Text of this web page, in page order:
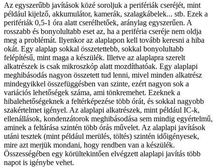
Az egyszerűbb javítások közé soroljuk a perifériák cseréjét, mint
például kijelző, akkumulátor, kamerák, szalagkábelek... stb. Ezek a
perifériák 0,5-1 óra alatt cserélhetőek, aránylag egyszerűen. A
rosszabb és bonyolultabb eset az, ha a periféria cseréje nem oldja
meg a problémát. Ilyenkor az alaplapon kell tovább keresni a hiba
okát. Egy alaplap sokkal összetettebb, sokkal bonyolultabb
felépítésű, mint maga a készülék. Illetve az alaplapra szerelt
alkatrészek is csak mikroszkóp alatt mozdíthatóak. Egy alaplapi
meghibásodás nagyon összetett tud lenni, mivel minden alkatrész
mindegyikkel összefüggésben van szinte, ezért nagyon sok a
variációs lehetőségek száma, ami tönkremehet. Ezeknek a
hibalehetőségeknek a feltérképezése több órát, és sokkal nagyobb
szakértelmet igényel. Az alaplapi alkatrészek, mint például IC-k,
ellenállások, kondenzátorok meghibásodása sem mindig egyértelmű,
aminek a feltárása szintén több órás művelet. Az alaplapi javítások
utáni tesztek (mint például merülés, töltés) szintén időigényesek,
mire azt merjük mondani, hogy rendben van a készülék.
Összességében egy körültekintően elvégzett alaplapi javítás több
napot is igénybe vehet.